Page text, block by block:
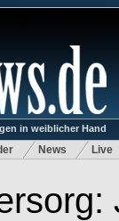
in weiblicher Hand
News Live